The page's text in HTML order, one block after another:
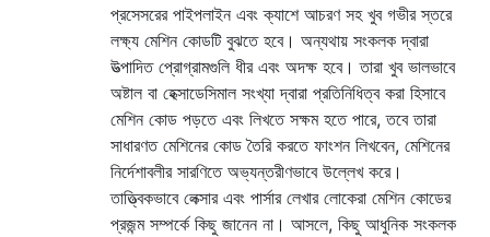
প্রসেসরের পাইপলাইন এবং ক্যাশে আচরণ সহ খুব গভীর স্তরে
লক্ষ্য মেশিন কোডটি বুঝতে হবে। অন্যথায় সংকলক দ্বারা
উত্পাদিত প্রোগ্রামগুলি ধীর এবং অদক্ষ হবে। তারা খুব ভালভাবে
অষ্টাল বা হেক্সাডেসিমাল সংখ্যা দ্বারা প্রতিনিধিত্ব করা হিসাবে
মেশিন কোড পড়তে এবং লিখতে সক্ষম হতে পারে, তবে তারা
সাধারণত মেশিনের কোড তৈরি করতে ফাংশন লিখবেন, মেশিনের
নির্দেশাবলীর সারণিতে অভ্যন্তরীণভাবে উল্লেখ করে।
তাত্ত্বিকভাবে লেক্সার এবং পার্সার লেখার লোকেরা মেশিন কোডের
প্রজন্ম সম্পর্কে কিছু জানেন না। আসলে, কিছু আধুনিক সংকলক